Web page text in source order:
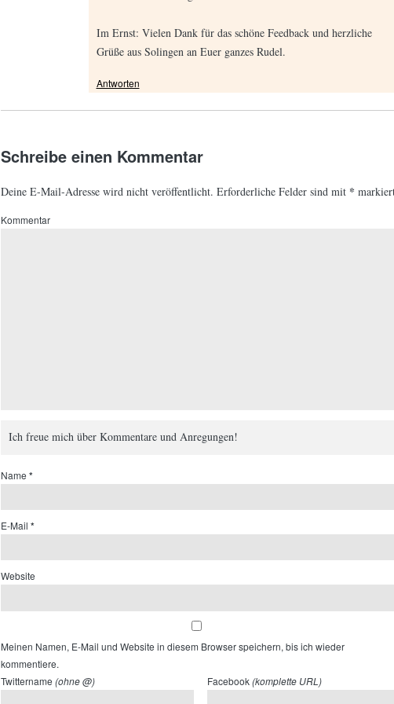
Im Ernst: Vielen Dank für das schöne Feedback und herzliche
Grüße aus Solingen an Euer ganzes Rudel.
Antworten
Schreibe einen Kommentar
Deine E-Mail-Adresse wird nicht veröffentlicht. Erforderliche Felder sind mit *
Kommentar
Ich freue mich über Kommentare und Anregungen!
Name *
E-Mail *
Website
Meinen Namen, E-Mail und Website in diesem Browser speichern, bis ich wieder
kommentiere.
Twittername (ohne @) Facebook(komplette URL)